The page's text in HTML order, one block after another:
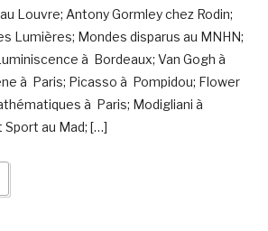
Louvre; Antony Gormley chez Rodin;
Lumières; Mondes disparus au MNHN;
à Bordeaux; Van Gogh à
à Paris; Picasso à Pompidou; Flower
à Paris; Modigliani à
Sport au Mad; […]